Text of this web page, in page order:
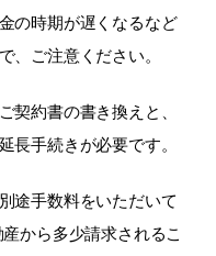
の時期が遅くなるなど
、ご注意ください。
契約書の書き換えと、
長手続きが必要です。
途手数料をいただいて
から多少請求されるこ